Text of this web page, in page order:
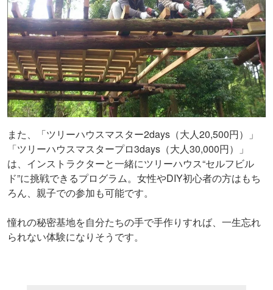
また、「ツリーハウスマスター2days（大人20,500円）」
「ツリーハウスマスタープロ3days（大人30,000円）」
は、インストラクターと一緒にツリーハウス“セルフビル
ド”に挑戦できるプログラム。女性やDIY初心者の方はもち
ろん、親子での参加も可能です。
憧れの秘密基地を自分たちの手で手作りすれば、一生忘れ
られない体験になりそうです。